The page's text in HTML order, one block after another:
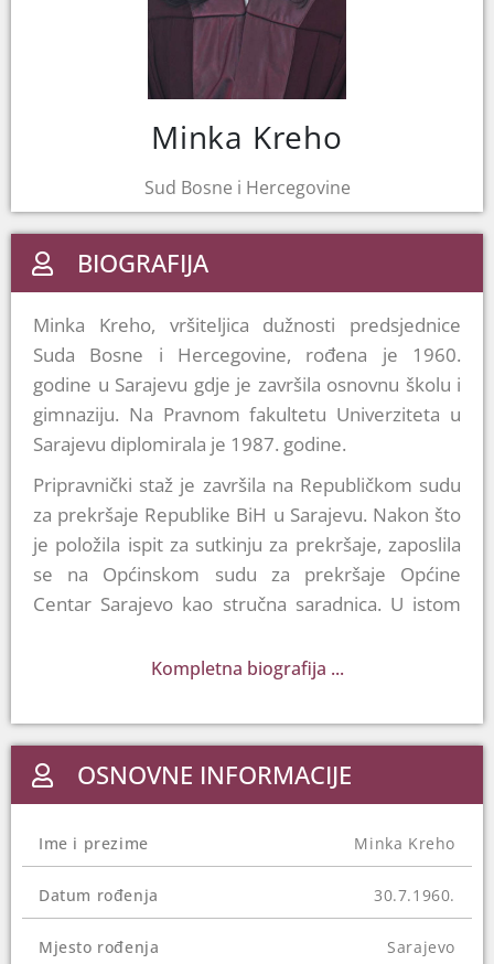
Minka Kreho
Sud Bosne i Hercegovine
BIOGRAFIJA
Minka Kreho, vršiteljica dužnosti predsjednice
Suda Bosne i Hercegovine, rođena je 1960.
godine u Sarajevu gdje je završila osnovnu školu i
gimnaziju. Na Pravnom fakultetu Univerziteta u
Sarajevu diplomirala je 1987. godine.
Pripravnički staž je završila na Republičkom sudu
za prekršaje Republike BiH u Sarajevu. Nakon što
je položila ispit za sutkinju za prekršaje, zaposlila
se na Općinskom sudu za prekršaje Općine
Centar Sarajevo kao stručna saradnica. U istom
izabrana za sutkinju Općinskog suda I u Sarajevu.
Na toj poziciji je radila do 2003. godine kada je
izabrana za sutkinju Kantonalnog suda u Sarajevu.
Za sutkinju Suda BiH imenovana je 2007. godine.
Visoko sudsko i tužilačko vijeće BiH u decembru
2023. ju je imenovalo za v.d. predsjednice Suda
BiH nakon što je njen prethodnik Ranko Debevec
uhapšen, a potom suspendovan.
Kompletna biografija ...
OSNOVNE INFORMACIJE
Ime i prezime Minka Kreho
Datum rođenja 30.7.1960.
Mjesto rođenja Sarajevo